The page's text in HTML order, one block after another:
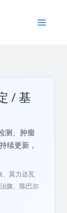
Menu
/ 基
测、肿瘤
续更新，
、莫力达瓦
旗、陈巴尔